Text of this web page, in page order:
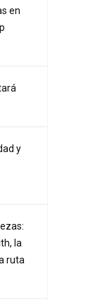
en
y
la
ruta